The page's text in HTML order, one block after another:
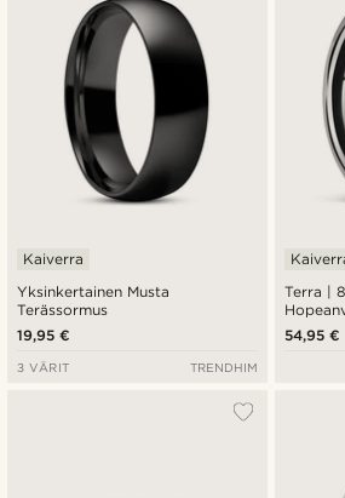
Yksinkertainen Musta
Terässormus
Kaiverra
19,95 €
3 VÄRIT TRENDHIM
Terra |
54,95 €